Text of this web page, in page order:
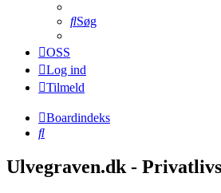
Søg
OSS
Log ind
Tilmeld
Boardindeks
Søg
Ulvegraven.dk -